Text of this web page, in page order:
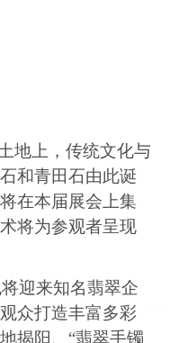
上，传统文化与
和青田石由此诞
在本届展会上集
将为参观者呈现
迎来知名翡翠企
众打造丰富多彩
揭阳、“翡翠手镯